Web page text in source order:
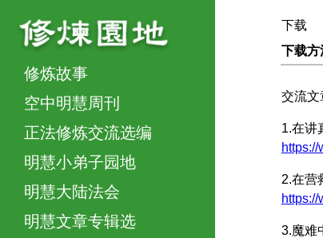
修炼故事
空中明慧周刊
正法修炼交流选编
明慧小弟子园地
明慧大陆法会
明慧文章专辑选
下载
下载方
交流文
1.在讲
2.在营
3.魔难